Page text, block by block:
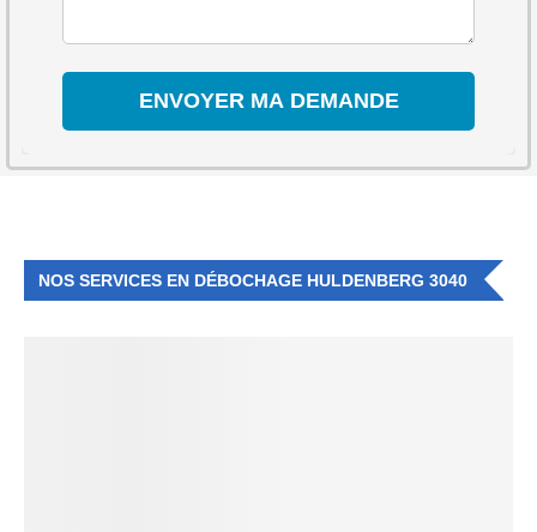
NOS SERVICES EN DÉBOCHAGE HULDENBERG 3040